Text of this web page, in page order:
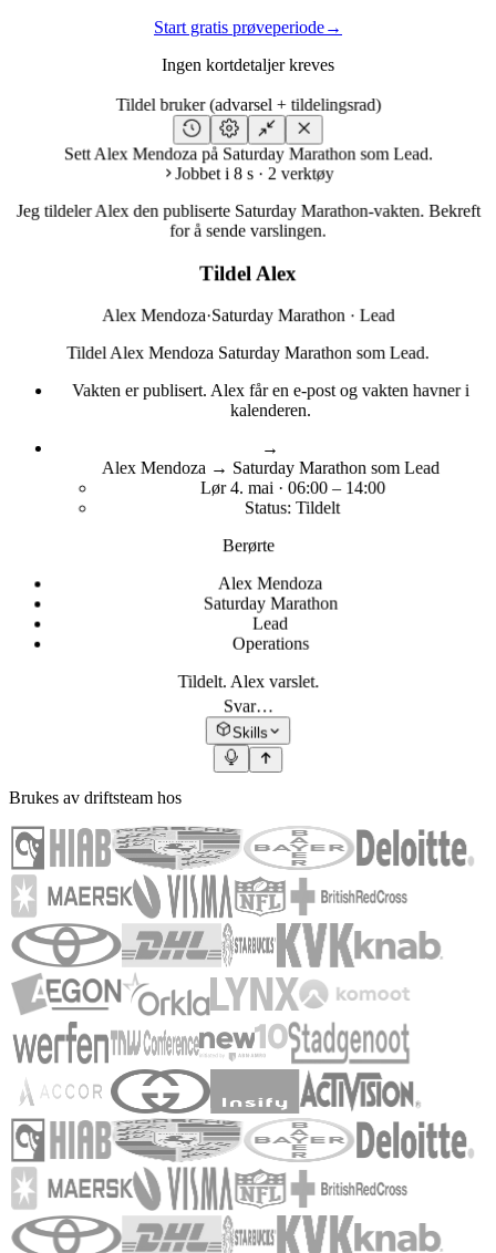
Start gratis prøveperiode→
Ingen kortdetaljer kreves
Tildel bruker (advarsel + tildelingsrad)
Sett Alex Mendoza på Saturday Marathon som Lead.
Jobbet i 8 s · 2 verktøy
Jeg tildeler Alex den publiserte Saturday Marathon-vakten. Bekreft
for å sende varslingen.
Tildel Alex
Alex Mendoza·Saturday Marathon · Lead
Tildel Alex Mendoza Saturday Marathon som Lead.
Vakten er publisert. Alex får en e-post og vakten havner i
kalenderen.
→
Alex Mendoza → Saturday Marathon som Lead
Lør 4. mai · 06:00 – 14:00
Status: Tildelt
Berørte
Alex Mendoza
Saturday Marathon
Lead
Operations
Tildelt. Alex varslet.
Svar…
Skills
Brukes av driftsteam hos